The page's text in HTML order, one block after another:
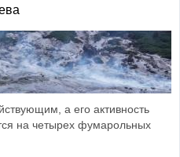
а его активность
на четырех фумарольных